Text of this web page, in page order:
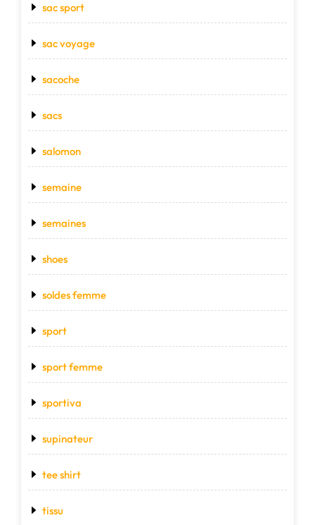
sac sport
sac voyage
sacoche
sacs
salomon
semaine
semaines
shoes
soldes femme
sport
sport femme
sportiva
supinateur
tee shirt
tissu